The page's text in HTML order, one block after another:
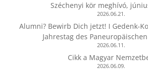
Széchenyi kör meghívó,
2026.06.21.
Alumni? Bewirb Dich jetzt! I Gedenk-
Jahrestag des
2026.06.11.
Cikk a Magyar
2026.06.09.